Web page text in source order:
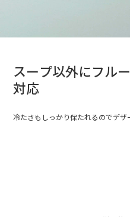
スープ以外にフル
対応
冷たさもしっかり保たれるのでデザ